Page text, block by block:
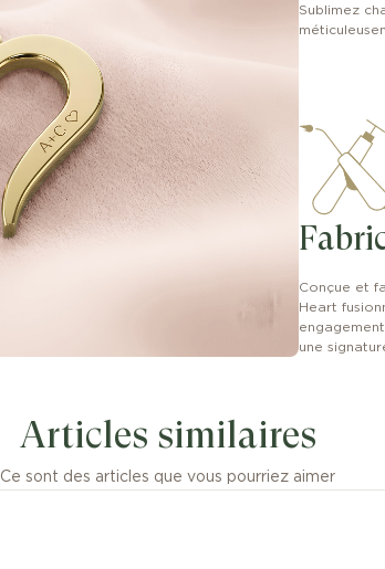
Sublimez
Conçue et
Heart
une
Articles similaires
Ce sont des articles que vous pourriez aimer